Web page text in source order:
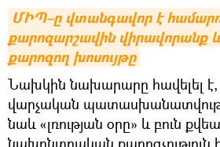
ՄԻՊ–ը վտանգավոր է
քարոզարշավին վիրավորանք և
քարոզող խոսույթը
Նախկին նախարարը հավելել
վարչական
նաև «լռության օրը» և բուն
նախընտրական քարոզչություն